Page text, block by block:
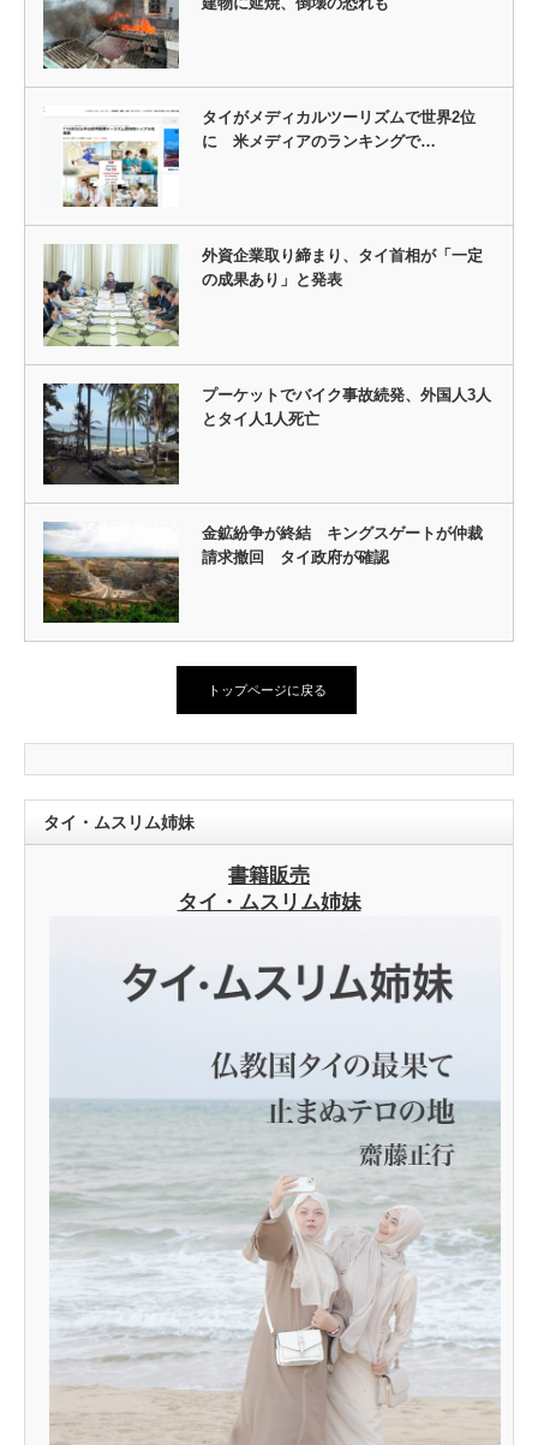
タイがメディカルツーリズムで世界2位
に 米メディアのランキングで…
外資企業取り締まり、タイ首相が「一定
の成果あり」と発表
プーケットでバイク事故続発、外国人3人
とタイ人1人死亡
金鉱紛争が終結 キングスゲートが仲裁
請求撤回 タイ政府が確認
トップページに戻る
タイ・ムスリム姉妹
書籍販売
タイ・ムスリム姉妹